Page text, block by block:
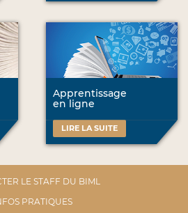
Apprentissage
en ligne
LIRE LA SUITE
LE STAFF DU BIML
PRATIQUES